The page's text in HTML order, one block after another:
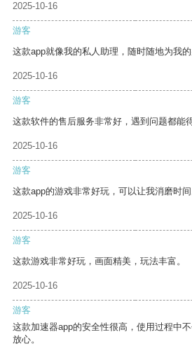
2025-10-16
游客
这款app就像我的私人助理，随时随地为我的
2025-10-16
游客
这款软件的售后服务非常好，遇到问题都能
2025-10-16
游客
这款app的游戏非常好玩，可以让我消磨时间
2025-10-16
游客
这款游戏非常好玩，画面精美，玩法丰富。
2025-10-16
游客
这款加速器app的安全性很高，使用过程中
放心。